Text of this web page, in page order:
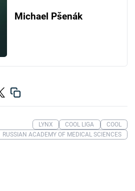
Michael Pšenák
LYNX COOL LIGA
COOL
RUSSIAN ACADEMY OF MEDICAL SCIENCES